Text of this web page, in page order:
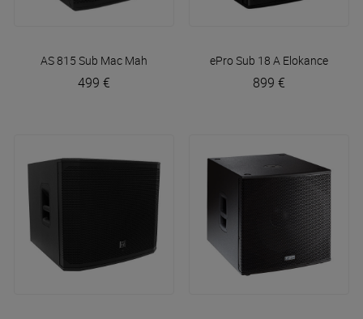
AS 815 Sub Mac Mah
499 €
ePro Sub 18 A Elokance
899 €